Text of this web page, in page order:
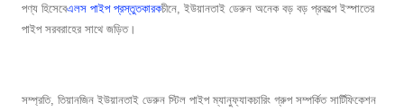
পণ্য হিসেবেএলস পাইপ প্রস্তুতকারকচীনে, ইউয়ানতাই ডেরুন অনেক বড় বড় প্রকল্পে ইস্পাতের
পাইপ সরবরাহের সাথে জড়িত।
সম্প্রতি, তিয়ানজিন ইউয়ানতাই ডেরুন স্টিল পাইপ ম্যানুফ্যাকচারিং গ্রুপ সম্পর্কিত সার্টিফিকেশন